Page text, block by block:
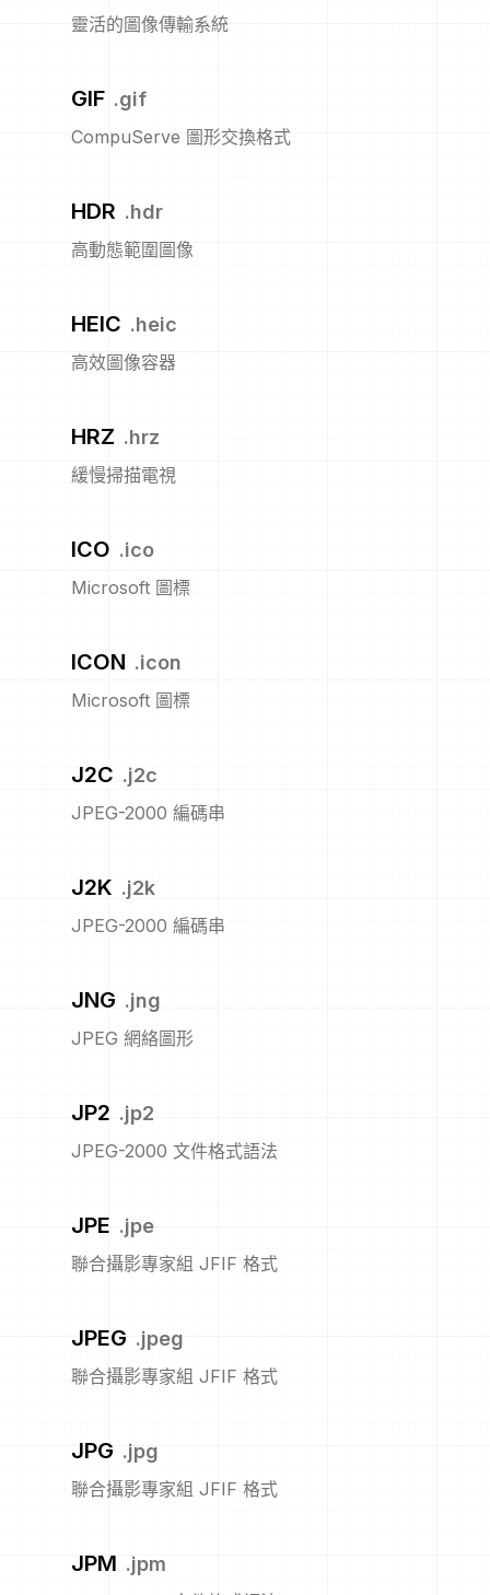
靈活的圖像傳輸系統
GIF .gif
CompuServe 圖形交換格式
HDR .hdr
高動態範圍圖像
HEIC .heic
高效圖像容器
HRZ .hrz
緩慢掃描電視
ICO .ico
Microsoft 圖標
ICON .icon
Microsoft 圖標
J2C .j2c
JPEG-2000 編碼串
J2K .j2k
JPEG-2000 編碼串
JNG .jng
JPEG 網絡圖形
JP2 .jp2
JPEG-2000 文件格式語法
JPE .jpe
聯合攝影專家組 JFIF 格式
JPEG .jpeg
聯合攝影專家組 JFIF 格式
JPG .jpg
聯合攝影專家組 JFIF 格式
JPM .jpm